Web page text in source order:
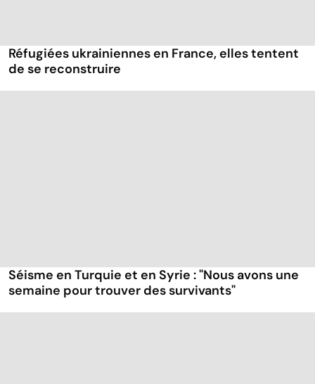
Réfugiées ukrainiennes en France, elles tentent
de se reconstruire
Séisme en Turquie et en Syrie : "Nous avons une
semaine pour trouver des survivants"